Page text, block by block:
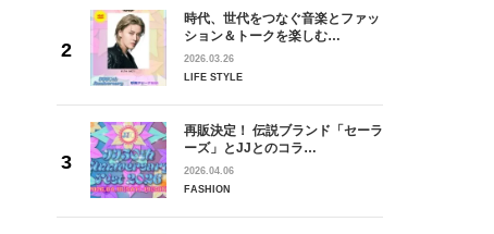
時代、世代をつなぐ音楽とファッ
ション＆トークを楽しむ…
2026.03.26
LIFE STYLE
再販決定！ 伝説ブランド「セーラ
ーズ」とJJとのコラ…
2026.04.06
FASHION